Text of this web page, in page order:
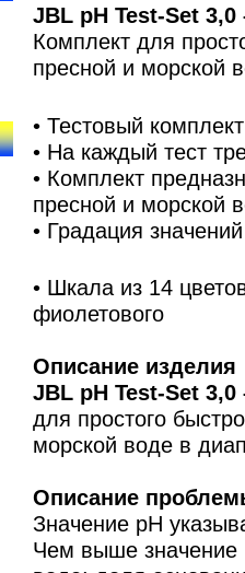
JBL pH Test-Set 3,0
Комплект для
пресной и морской
• Тестовый
• На каждый тест
• Комплект
пресной и морской
• Градация
• Шкала из 14
фиолетового
Описание изделия
JBL pH Test-Set 3,0
для простого
морской воде в
Описание
Значение рН
Чем выше значение